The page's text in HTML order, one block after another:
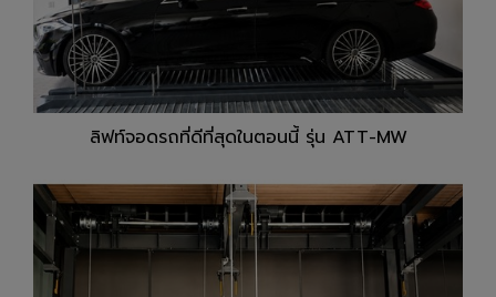
ลิฟท์จอดรถที่ดีที่สุดในตอนนี้ รุ่น ATT-MW